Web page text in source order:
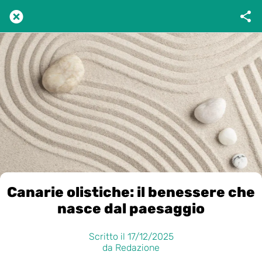
Canarie olistiche: il benessere che
nasce dal paesaggio
Scritto il 17/12/2025
da Redazione